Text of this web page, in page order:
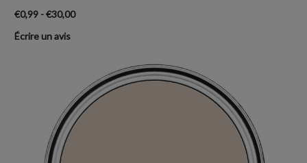
€0,99 - €30,00
Écrire un avis